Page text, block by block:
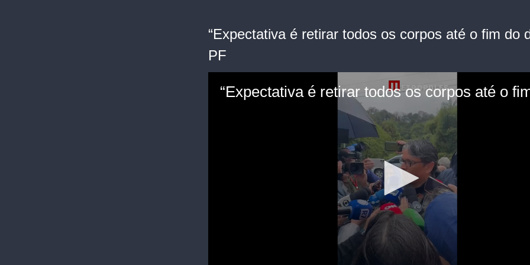
“Expectativa é retirar todos os corpos até o fim do
PF